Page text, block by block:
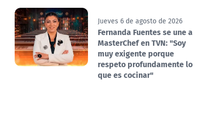
Jueves 6 de agosto de 2026
Fernanda Fuentes se une a
MasterChef en TVN: "Soy
muy exigente porque
respeto profundamente lo
que es cocinar"